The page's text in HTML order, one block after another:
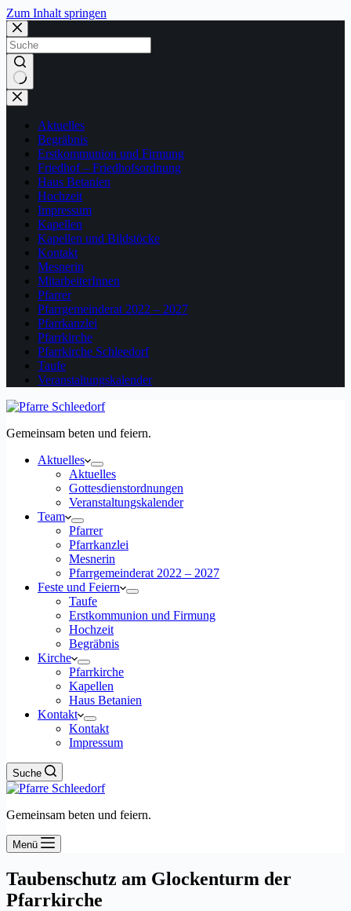
Zum Inhalt springen
Keine
Ergebnisse
Aktuelles
Begräbnis
Erstkommunion und Firmung
Friedhof – Friedhofsordnung
Haus Betanien
Hochzeit
Impressum
Kapellen
Kapellen und Bildstöcke
Kontakt
Mesnerin
MitarbeiterInnen
Pfarrer
Pfarrgemeinderat 2022 – 2027
Pfarrkanzlei
Pfarrkirche
Pfarrkirche Schleedorf
Taufe
Veranstaltungskalender
Gemeinsam beten und feiern.
Aktuelles
Aktuelles
Gottesdienstordnungen
Veranstaltungskalender
Team
Pfarrer
Pfarrkanzlei
Mesnerin
Pfarrgemeinderat 2022 – 2027
Feste und Feiern
Taufe
Erstkommunion und Firmung
Hochzeit
Begräbnis
Kirche
Pfarrkirche
Kapellen
Haus Betanien
Kontakt
Kontakt
Impressum
Suche
Gemeinsam beten und feiern.
Menü
Taubenschutz am Glockenturm der
Pfarrkirche